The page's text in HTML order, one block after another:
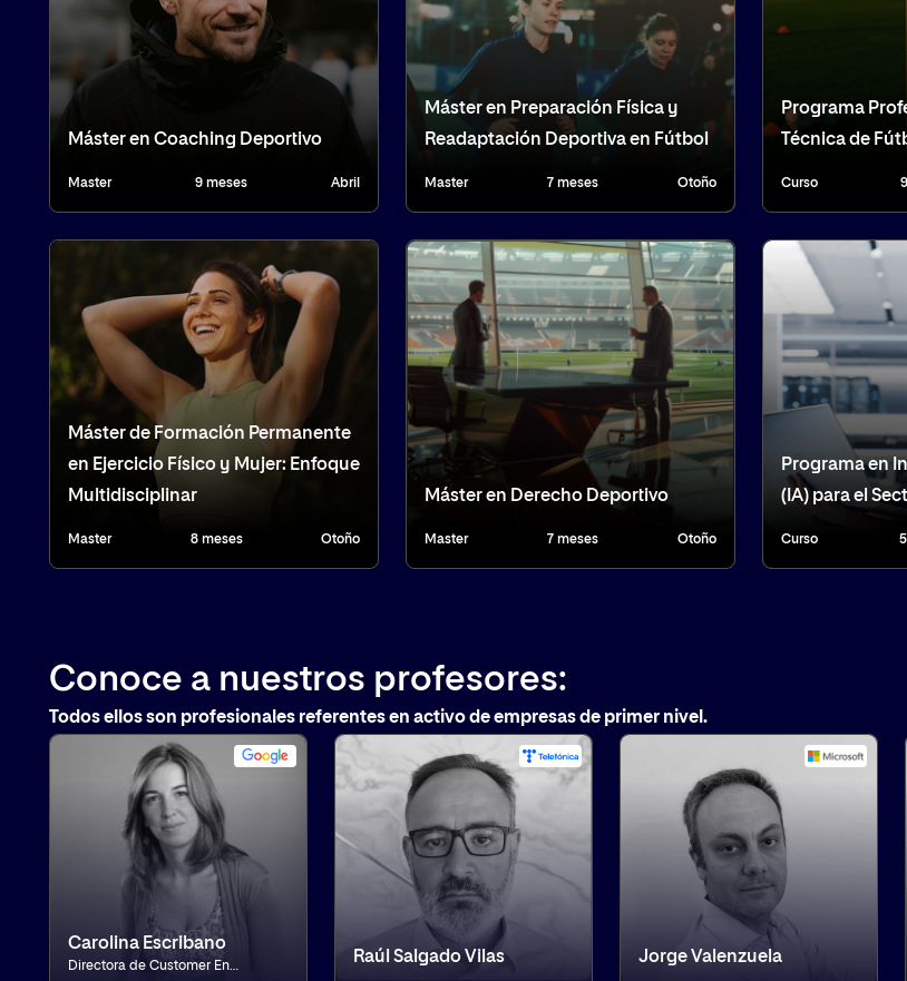
Máster en Coaching Deportivo
Master 9 meses Abril
Máster en Preparación Física y
Readaptación Deportiva en Fútbol
Master 7 meses Otoño
Programa
Técnica de
Curso
Máster de Formación Permanente
en Ejercicio Físico y Mujer: Enfoque
Multidisciplinar
Master 8 meses Otoño
Máster en Derecho Deportivo
Master 7 meses Otoño
Programa en
(IA) para el
Curso
Conoce a nuestros profesores:
Todos ellos son profesionales referentes en activo de empresas de primer nivel.
Carolina Escribano
Directora de Customer Engineering para banca, seguros y retail en Google Cloud. Entusiasta de la tecnología y de la innovación, tiene más de 20 años de experiencia en el sector tecnológico en empresas como Google, IBM o HP. Raúl Salgado Vilas Jorge Valenzuela